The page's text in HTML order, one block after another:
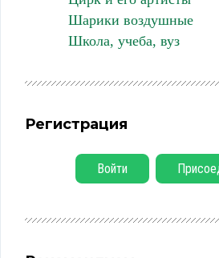
Шарики воздушные
Школа, учеба, вуз
Регистрация
Войти